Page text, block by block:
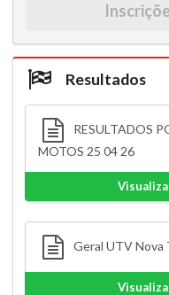
Resultados
RESULTADOS
MOTOS 25 04 26
Geral UTV Nova